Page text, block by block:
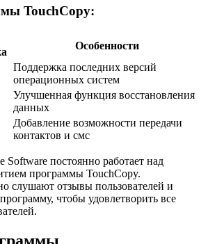
TouchCopy:
Особенности
Поддержка последних версий
операционных систем
Улучшенная функция восстановления
данных
Добавление возможности передачи
контактов и смс
постоянно работает над
программы TouchCopy.
слушают отзывы пользователей и
чтобы удовлетворить все